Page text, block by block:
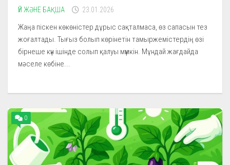
ҮЙ ЖӘНЕ БАҚША 23.01.2026
Жаңа піскен көкөністер дұрыс сақталмаса, өз сапасын тез
жоғалтады. Тығыз болып көрінетін тамыржемістердің өзі
бірнеше күн ішінде солып қалуы мүмкін. Мұндай жағдайда
мәселе көбіне...
0